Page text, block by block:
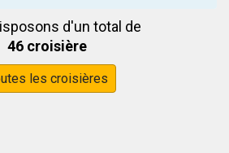
d'un total de
46 croisière
les croisières